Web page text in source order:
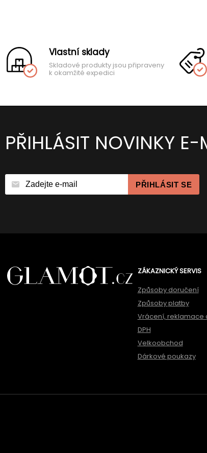
Vlastní sklady
Skladové produkty jsou připraveny
k okamžité expedici
PŘIHLÁSIT NOVINKY E-
PŘIHLÁSIT SE
ZÁKAZNICKÝ SERVIS
Způsoby doručení
Způsoby platby
Vrácení, reklamace
DPH
Velkoobchod
Dárkové poukazy